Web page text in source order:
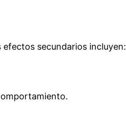
secundarios incluyen: